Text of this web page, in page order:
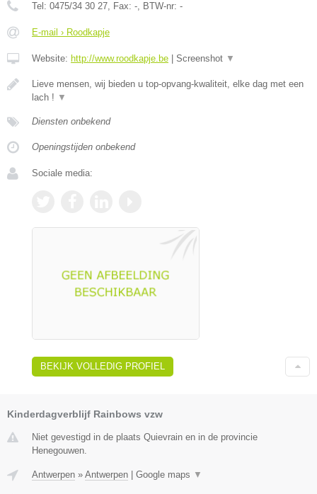
Tel: 0475/34 30 27, Fax: -, BTW-nr: -
E-mail › Roodkapje
Website: http://www.roodkapje.be Screenshot ▼
Lieve mensen, wij bieden u top-opvang-kwaliteit, elke dag met een
lach ! ▼
Diensten onbekend
Openingstijden onbekend
Sociale media:
BEKIJK VOLLEDIG PROFIEL
Kinderdagverblijf Rainbows vzw
Niet gevestigd in de plaats Quievrain en in de provincie
Henegouwen.
Antwerpen » Antwerpen | Google maps ▼